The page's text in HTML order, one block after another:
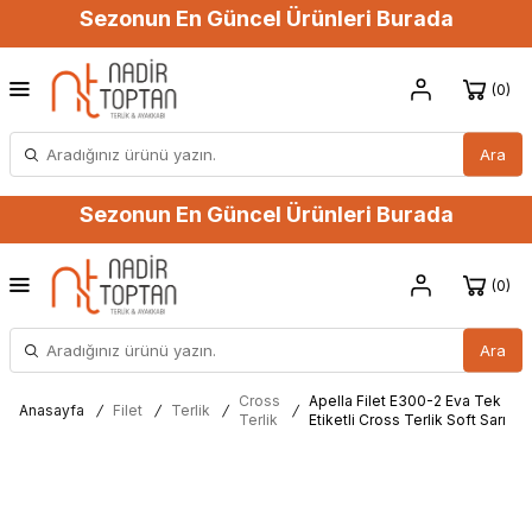
Sezonun En Güncel Ürünleri Burada
Ara
0
Sezonun En Güncel Ürünleri Burada
Ara
0
Anasayfa / Filet / Terlik /
Cross
Terlik
/
Apella Filet E300-2 Eva Tek
Etiketli Cross Terlik Soft Sarı